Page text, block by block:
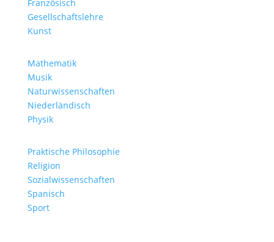
Französisch
Gesellschaftslehre
Kunst
Mathematik
Musik
Naturwissenschaften
Niederländisch
Physik
Praktische Philosophie
Religion
Sozialwissenschaften
Spanisch
Sport